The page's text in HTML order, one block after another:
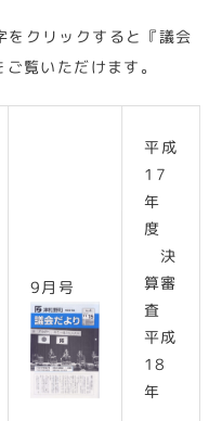
をクリックすると『議会
覧いただけます。
9月号
平成
17
年
度
決
算審
査
平成
18
年